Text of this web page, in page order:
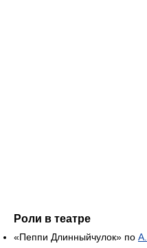
Роли в театре
«Пеппи Длинныйчулок» по